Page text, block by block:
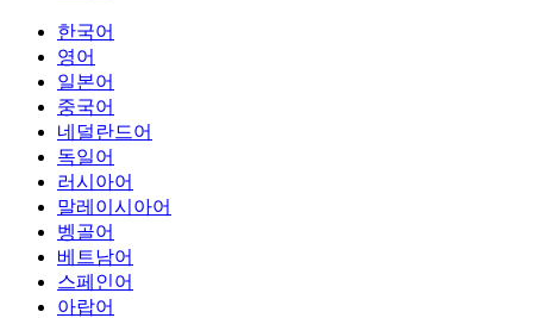
한국어
영어
일본어
중국어
네덜란드어
독일어
러시아어
말레이시아어
벵골어
베트남어
스페인어
아랍어